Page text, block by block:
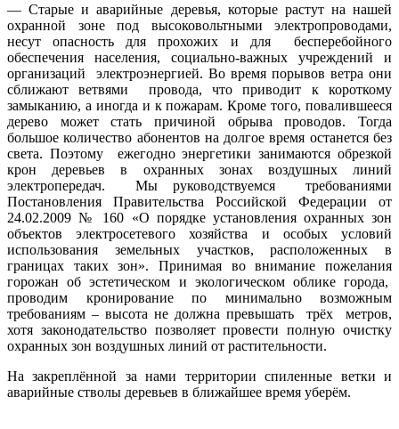
— Старые и аварийные деревья, которые растут на нашей
охранной зоне под высоковольтными электропроводами,
несут опасность для прохожих и для бесперебойного
обеспечения населения, социально-важных учреждений и
организаций электроэнергией. Во время порывов ветра они
сближают ветвями провода, что приводит к короткому
замыканию, а иногда и к пожарам. Кроме того, повалившееся
дерево может стать причиной обрыва проводов. Тогда
большое количество абонентов на долгое время останется без
света. Поэтому ежегодно энергетики занимаются обрезкой
крон деревьев в охранных зонах воздушных линий
электропередач. Мы руководствуемся требованиями
Постановления Правительства Российской Федерации от
24.02.2009 № 160 «О порядке установления охранных зон
объектов электросетевого хозяйства и особых условий
использования земельных участков, расположенных в
границах таких зон». Принимая во внимание пожелания
горожан об эстетическом и экологическом облике города,
проводим кронирование по минимально возможным
требованиям – высота не должна превышать трёх метров,
хотя законодательство позволяет провести полную очистку
охранных зон воздушных линий от растительности.
На закреплённой за нами территории спиленные ветки и
аварийные стволы деревьев в ближайшее время уберём.